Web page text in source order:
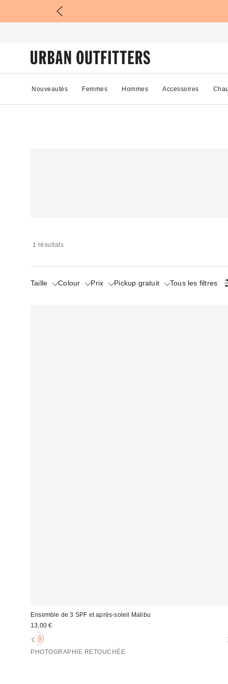
Nouveautés Femmes Hommes Accessoires
1 résultats
Taille Colour Prix Pickup gratuit Tous les filtres
Ensemble de 3 SPF et après-soleil Malibu
13,00 €
PHOTOGRAPHIE RETOUCHÉE